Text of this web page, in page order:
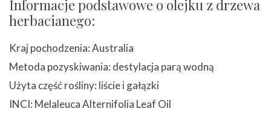
Informacje podstawowe o olejku z drzewa
herbacianego:
Kraj pochodzenia: Australia
Metoda pozyskiwania: destylacja parą wodną
Użyta część rośliny: liście i gałązki
INCI: Melaleuca Alternifolia Leaf Oil